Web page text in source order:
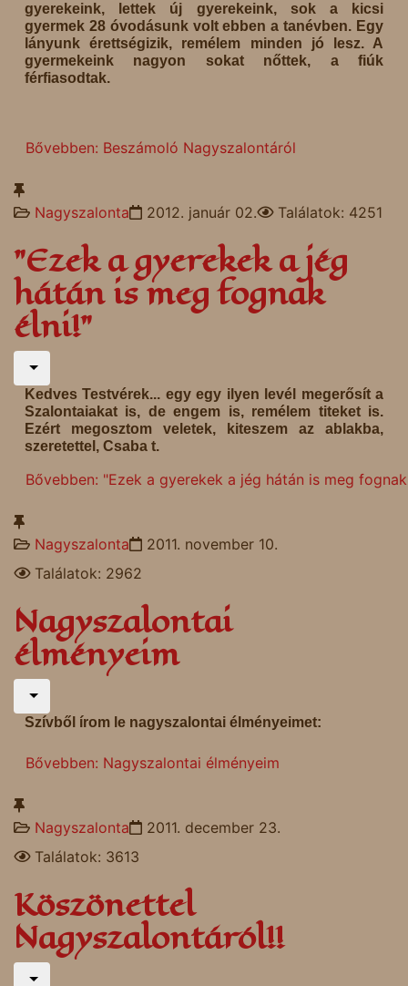
gyerekeink, lettek új gyerekeink, sok a kicsi
gyermek 28 óvodásunk volt ebben a tanévben. Egy
lányunk érettségizik, remélem minden jó lesz. A
gyermekeink nagyon sokat nőttek, a fiúk
férfiasodtak.
Bővebben: Beszámoló Nagyszalontáról
Nagyszalonta 2012. január 02. Találatok: 4251
"Ezek a gyerekek a jég
hátán is meg fognak
élni!"
Kedves Testvérek... egy egy ilyen levél megerősít a
Szalontaiakat is, de engem is, remélem titeket is.
Ezért megosztom veletek, kiteszem az ablakba,
szeretettel, Csaba t.
Bővebben: "Ezek a gyerekek a jég hátán is meg
Nagyszalonta
2011. november 10.
Találatok: 2962
Nagyszalontai
élményeim
Szívből írom le nagyszalontai élményeimet:
Bővebben: Nagyszalontai élményeim
Nagyszalonta
2011. december 23.
Találatok: 3613
Köszönettel
Nagyszalontáról!!